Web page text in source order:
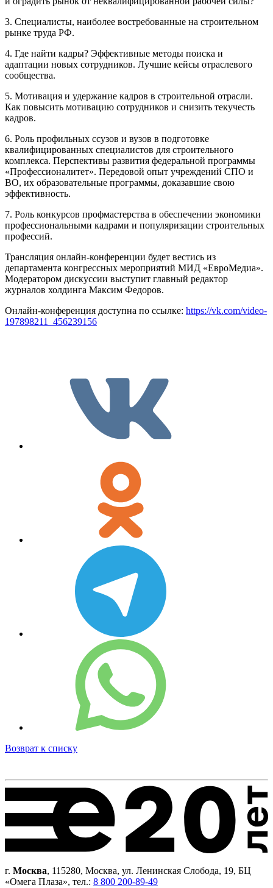
3. Специалисты, наиболее востребованные на строительном
рынке труда РФ.
4. Где найти кадры? Эффективные методы поиска и
адаптации новых сотрудников. Лучшие кейсы отраслевого
сообщества.
5. Мотивация и удержание кадров в строительной отрасли.
Как повысить мотивацию сотрудников и снизить текучесть
кадров.
6. Роль профильных ссузов и вузов в подготовке
квалифицированных специалистов для строительного
комплекса. Перспективы развития федеральной программы
«Профессионалитет». Передовой опыт учреждений СПО и
ВО, их образовательные программы, доказавшие свою
эффективность.
7. Роль конкурсов профмастерства в обеспечении экономики
профессиональными кадрами и популяризации строительных
профессий.
Трансляция онлайн-конференции будет вестись из
департамента конгрессных мероприятий МИД «ЕвроМедиа».
Модератором дискуссии выступит главный редактор
журналов холдинга Максим Федоров.
Онлайн-конференция доступна по ссылке: https://vk.com/video-
197898211_456239156
Возврат к списку
г. Москва, 115280, Москва, ул. Ленинская Слобода, 19, БЦ
«Омега Плаза», тел.: 8 800 200-89-49